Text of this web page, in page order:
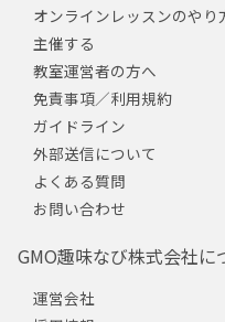
オンラインレッスンのやり
主催する
教室運営者の方へ
免責事項／利用規約
ガイドライン
外部送信について
よくある質問
お問い合わせ
GMO趣味なび株式会社に
運営会社